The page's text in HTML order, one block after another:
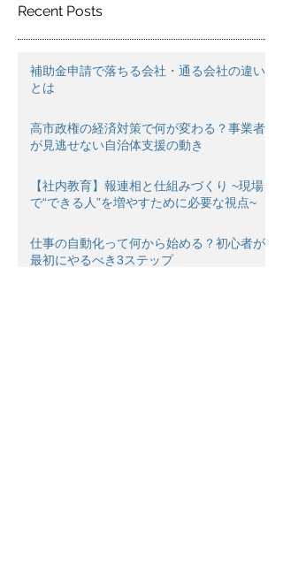
Recent Posts
補助金申請で落ちる会社・通る会社の違い
とは
高市政権の経済対策で何が変わる？事業者
が見逃せない自治体支援の動き
【社内教育】報連相と仕組みづくり ~現場
で“できる人”を増やすために必要な視点~
仕事の自動化って何から始める？初心者が
最初にやるべき3ステップ